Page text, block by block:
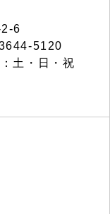
6
5120
土・日・祝